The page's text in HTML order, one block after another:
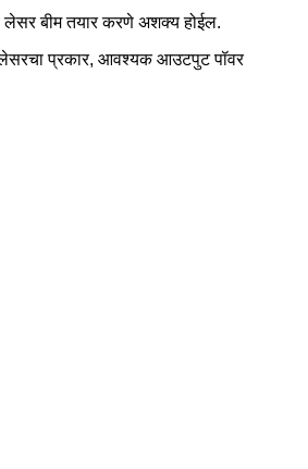
लेसर बीम तयार करणे अशक्य होईल.
लेसरचा प्रकार, आवश्यक आउटपुट पॉवर